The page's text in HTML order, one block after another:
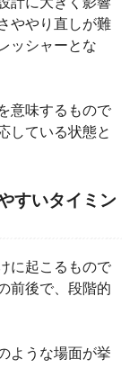
ややり直しが難
ッシャーとな
意味するもので
している状態と
すいタイミン
に起こるもので
前後で、段階的
ような場面が挙